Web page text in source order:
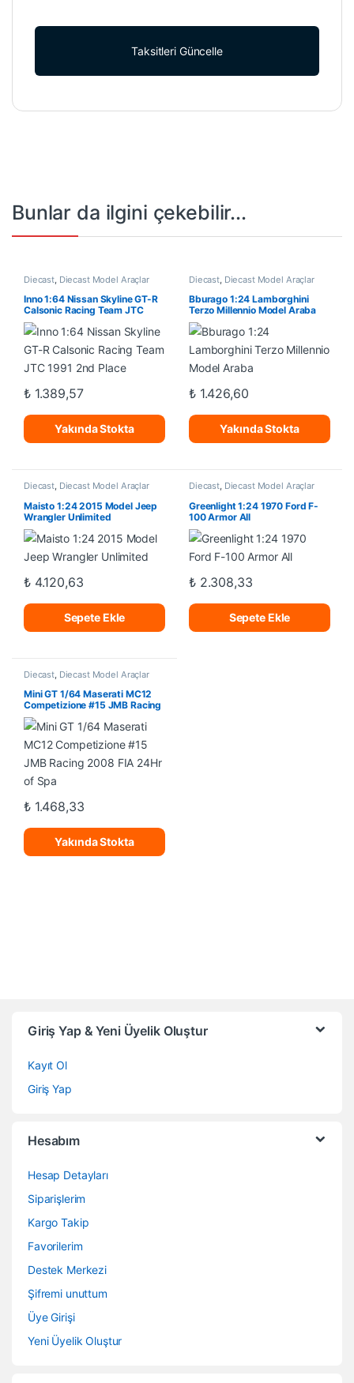
Taksitleri Güncelle
Bunlar da ilgini çekebilir...
Diecast Diecast Model Araçlar
Inno 1:64 Nissan Skyline GT-R
Calsonic Racing Team JTC
1991 2nd Place
₺1.389,57
Yakında Stokta
Diecast Diecast Model Araçlar
Bburago 1:24 Lamborghini
Terzo Millennio Model Araba
₺1.426,60
Yakında Stokta
Diecast, Diecast Model Araçlar
Maisto 1:24 2015 Model Jeep
Wrangler Unlimited
₺4.120,63
Sepete Ekle
Diecast, Diecast Model Araçlar
Greenlight 1:24 1970 Ford F-
100 Armor All
₺2.308,33
Sepete Ekle
Diecast Diecast Model Araçlar
Mini GT 1/64 Maserati MC12
Competizione #15 JMB Racing
2008 FIA 24Hr of Spa
₺1.468,33
Yakında Stokta
Giriş Yap & Yeni Üyelik Oluştur
Kayıt Ol
Giriş Yap
Hesabım
Hesap Detayları
Siparişlerim
Kargo Takip
Favorilerim
Destek Merkezi
Şifremi unuttum
Üye Girişi
Yeni Üyelik Oluştur